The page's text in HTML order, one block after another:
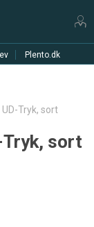
Plento.dk
UD-Tryk, sort
Tryk, sort